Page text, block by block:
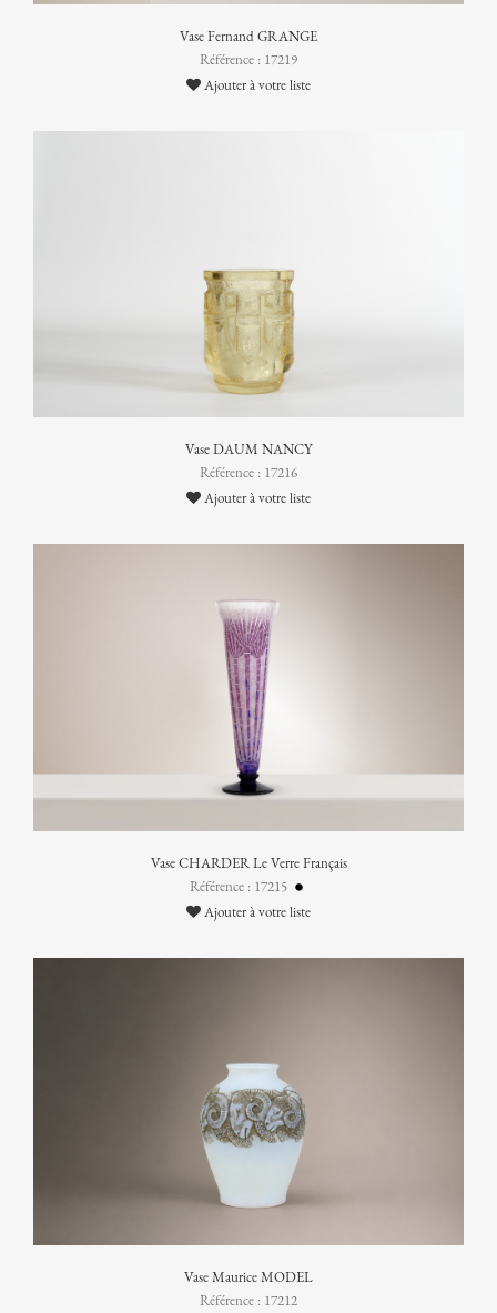
Vase Fernand GRANGE
Référence : 17219
Ajouter à votre liste
Vase DAUM NANCY
Référence : 17216
Ajouter à votre liste
Vase CHARDER Le Verre Français
Référence : 17215
Ajouter à votre liste
Vase Maurice MODEL
Référence : 17212